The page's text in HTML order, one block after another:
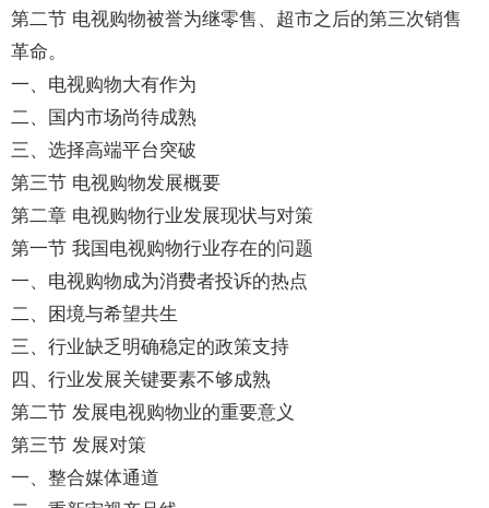
第二节 电视购物被誉为继零售、超市之后的第三次销售
革命。
一、电视购物大有作为
二、国内市场尚待成熟
三、选择高端平台突破
第三节 电视购物发展概要
第二章 电视购物行业发展现状与对策
第一节 我国电视购物行业存在的问题
一、电视购物成为消费者投诉的热点
二、困境与希望共生
三、行业缺乏明确稳定的政策支持
四、行业发展关键要素不够成熟
第二节 发展电视购物业的重要意义
第三节 发展对策
一、整合媒体通道